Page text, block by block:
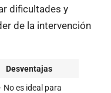
dificultades y
de la intervención
Desventajas
No es ideal para